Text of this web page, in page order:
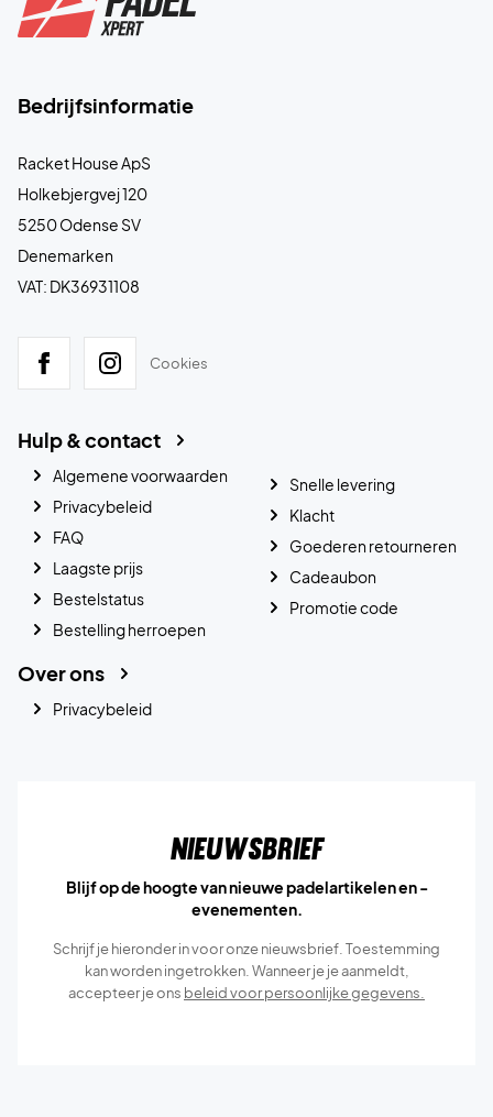
Bedrijfsinformatie
Racket House ApS
Holkebjergvej 120
5250 Odense SV
Denemarken
VAT: DK36931108
Cookies
Hulp & contact
Algemene voorwaarden
Privacybeleid
FAQ
Laagste prijs
Bestelstatus
Bestelling herroepen
Snelle levering
Klacht
Goederen retourneren
Cadeaubon
Promotie code
Over ons
Privacybeleid
Nieuwsbrief
Blijf op de hoogte van nieuwe padelartikelen en -
evenementen.
Schrijf je hieronder in voor onze nieuwsbrief. Toestemming
kan worden ingetrokken. Wanneer je je aanmeldt,
accepteer je ons beleid voor persoonlijke gegevens.